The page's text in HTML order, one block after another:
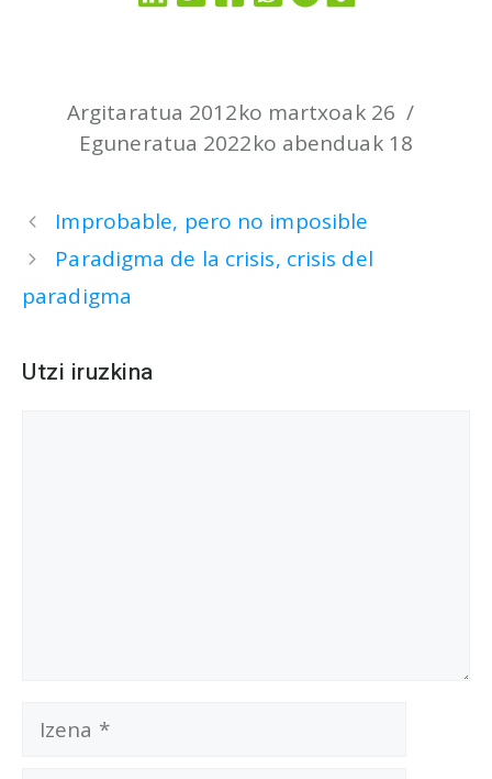
Eguneratua 2022ko abenduak 18
Argitaratua 2012ko martxoak 26
Improbable, pero no imposible
Paradigma de la crisis, crisis del
paradigma
Utzi iruzkina
Izena